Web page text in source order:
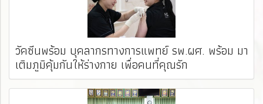
วัคซีนพร้อม บุคลากรทางการแพทย์ รพ.ผศ. พร้อม มา
เติมภูมิคุ้มกันให้ร่างกาย เพื่อคนที่คุณรัก